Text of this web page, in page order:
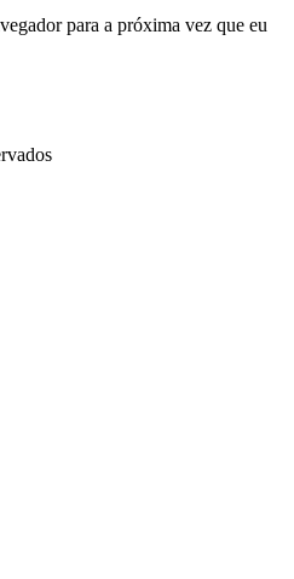
para a próxima vez que eu